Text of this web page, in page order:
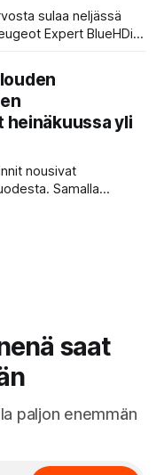
sulaa neljässä
Expert BlueHDi
ajo-
hyötyajoneuvoa
yli
nousivat
Samalla
oli
saat
paljon enemmän